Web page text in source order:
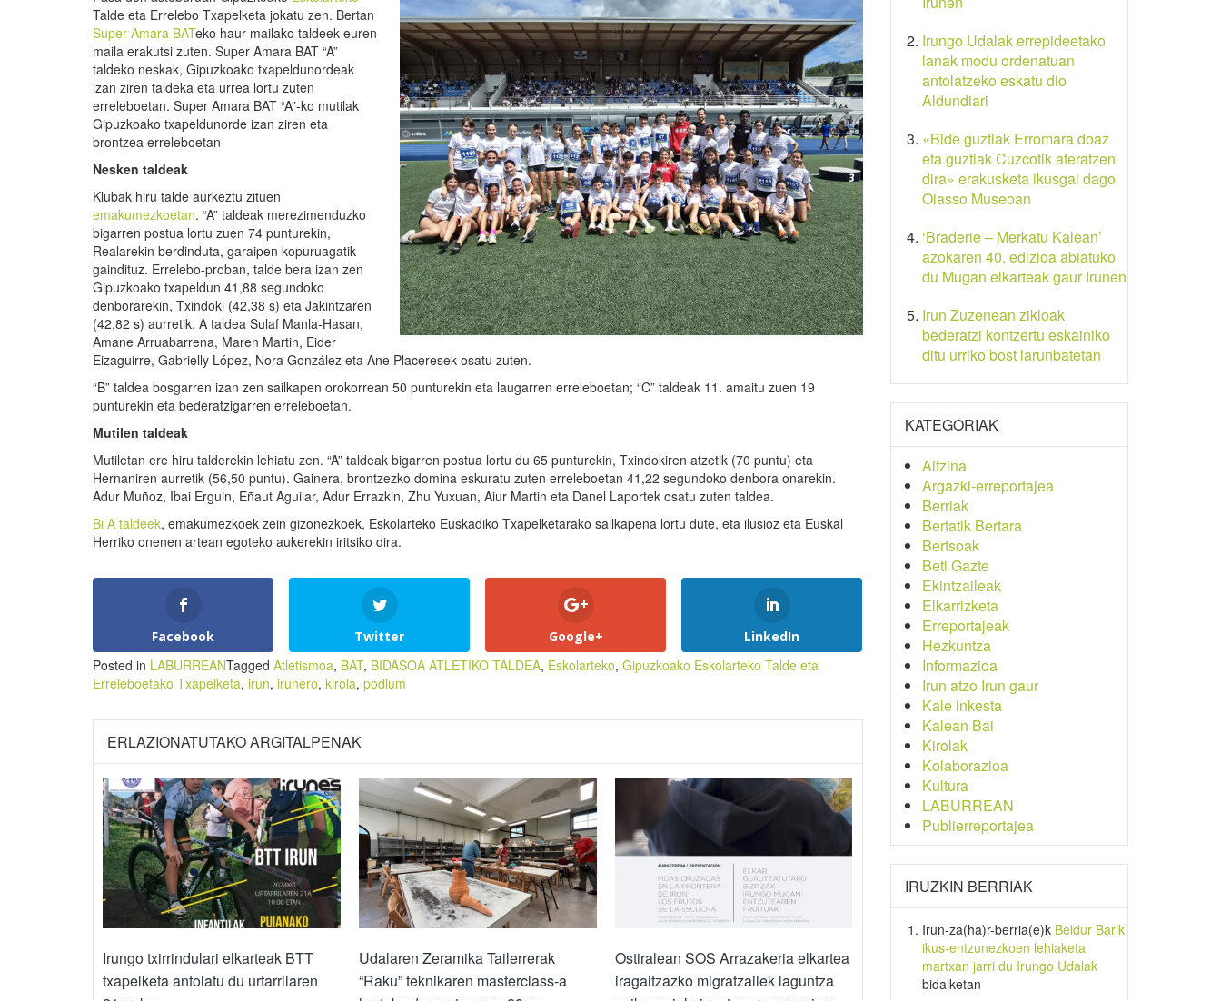
Talde eta Errelebo Txapelketa jokatu zen. Bertan
Super Amara BATeko haur mailako taldeek euren
maila erakutsi zuten. Super Amara BAT “A”
taldeko neskak, Gipuzkoako txapeldunordeak
izan ziren taldeka eta urrea lortu zuten
erreleboetan. Super Amara BAT “A”-ko mutilak
Gipuzkoako txapeldunorde izan ziren eta
brontzea erreleboetan
Nesken taldeak
Klubak hiru talde aurkeztu zituen
emakumezkoetan. “A” taldeak merezimenduzko
bigarren postua lortu zuen 74 punturekin,
Realarekin berdinduta, garaipen kopuruagatik
gaindituz. Errelebo-proban, talde bera izan zen
Gipuzkoako txapeldun 41,88 segundoko
denborarekin, Txindoki (42,38 s) eta Jakintzaren
(42,82 s) aurretik. A taldea Sulaf Manla-Hasan,
Amane Arruabarrena, Maren Martin, Eider
Eizaguirre, Gabrielly López, Nora González eta Ane Placeresek osatu zuten.
“B” taldea bosgarren izan zen sailkapen orokorrean 50 punturekin eta laugarren erreleboetan; “C” taldeak 11. amaitu zuen 19
punturekin eta bederatzigarren erreleboetan.
Mutilen taldeak
Mutiletan ere hiru talderekin lehiatu zen. “A” taldeak bigarren postua lortu du 65 punturekin, Txindokiren atzetik (70 puntu) eta
Hernaniren aurretik (56,50 puntu). Gainera, brontzezko domina eskuratu zuten erreleboetan 41,22 segundoko denbora onarekin.
Adur Muñoz, Ibai Erguin, Eñaut Aguilar, Adur Errazkin, Zhu Yuxuan, Aiur Martin eta Danel Laportek osatu zuten taldea.
Bi A taldeek, emakumezkoek zein gizonezkoek, Eskolarteko Euskadiko Txapelketarako sailkapena lortu dute, eta ilusioz eta Euskal
Herriko onenen artean egoteko aukerekin iritsiko dira.
Facebook Twitter Google+ LinkedIn
Posted in LABURREANTagged Atletismoa, BAT, BIDASOA ATLETIKO TALDEA, Eskolarteko, Gipuzkoako Eskolarteko Talde eta
Erreleboetako Txapelketa, irun, irunero, kirola, podium
ERLAZIONATUTAKO ARGITALPENAK
Irungo txirrindulari elkarteak BTT
txapelketa antolatu du urtarrilaren
Udalaren Zeramika Tailerrerak
“Raku” teknikaren masterclass-a
Ostiralean SOS Arrazakeria elkartea
iragaitzazko migratzailek laguntza
Irungo Udalak errepideetako
lanak modu ordenatuan
antolatzeko eskatu dio
Aldundiari
«Bide guztiak Erromara doaz
eta guztiak Cuzcotik ateratzen
dira» erakusketa ikusgai dago
Oiasso Museoan
‘Braderie – Merkatu Kalean’
azokaren 40. edizioa abiatuko
du Mugan elkarteak gaur Irunen
Irun Zuzenean zikloak
bederatzi kontzertu eskainiko
ditu urriko bost larunbatetan
KATEGORIAK
Aitzina
Argazki-erreportajea
Berriak
Bertatik Bertara
Bertsoak
Beti Gazte
Ekintzaileak
Elkarrizketa
Erreportajeak
Hezkuntza
Informazioa
Irun atzo Irun gaur
Kale inkesta
Kalean Bai
Kirolak
Kolaborazioa
Kultura
LABURREAN
Publierreportajea
IRUZKIN BERRIAK
Irun-za(ha)r-berria(e)k Beldur Barik
ikus-entzunezkoen lehiaketa
martxan jarri du Irungo Udalak
bidalketan